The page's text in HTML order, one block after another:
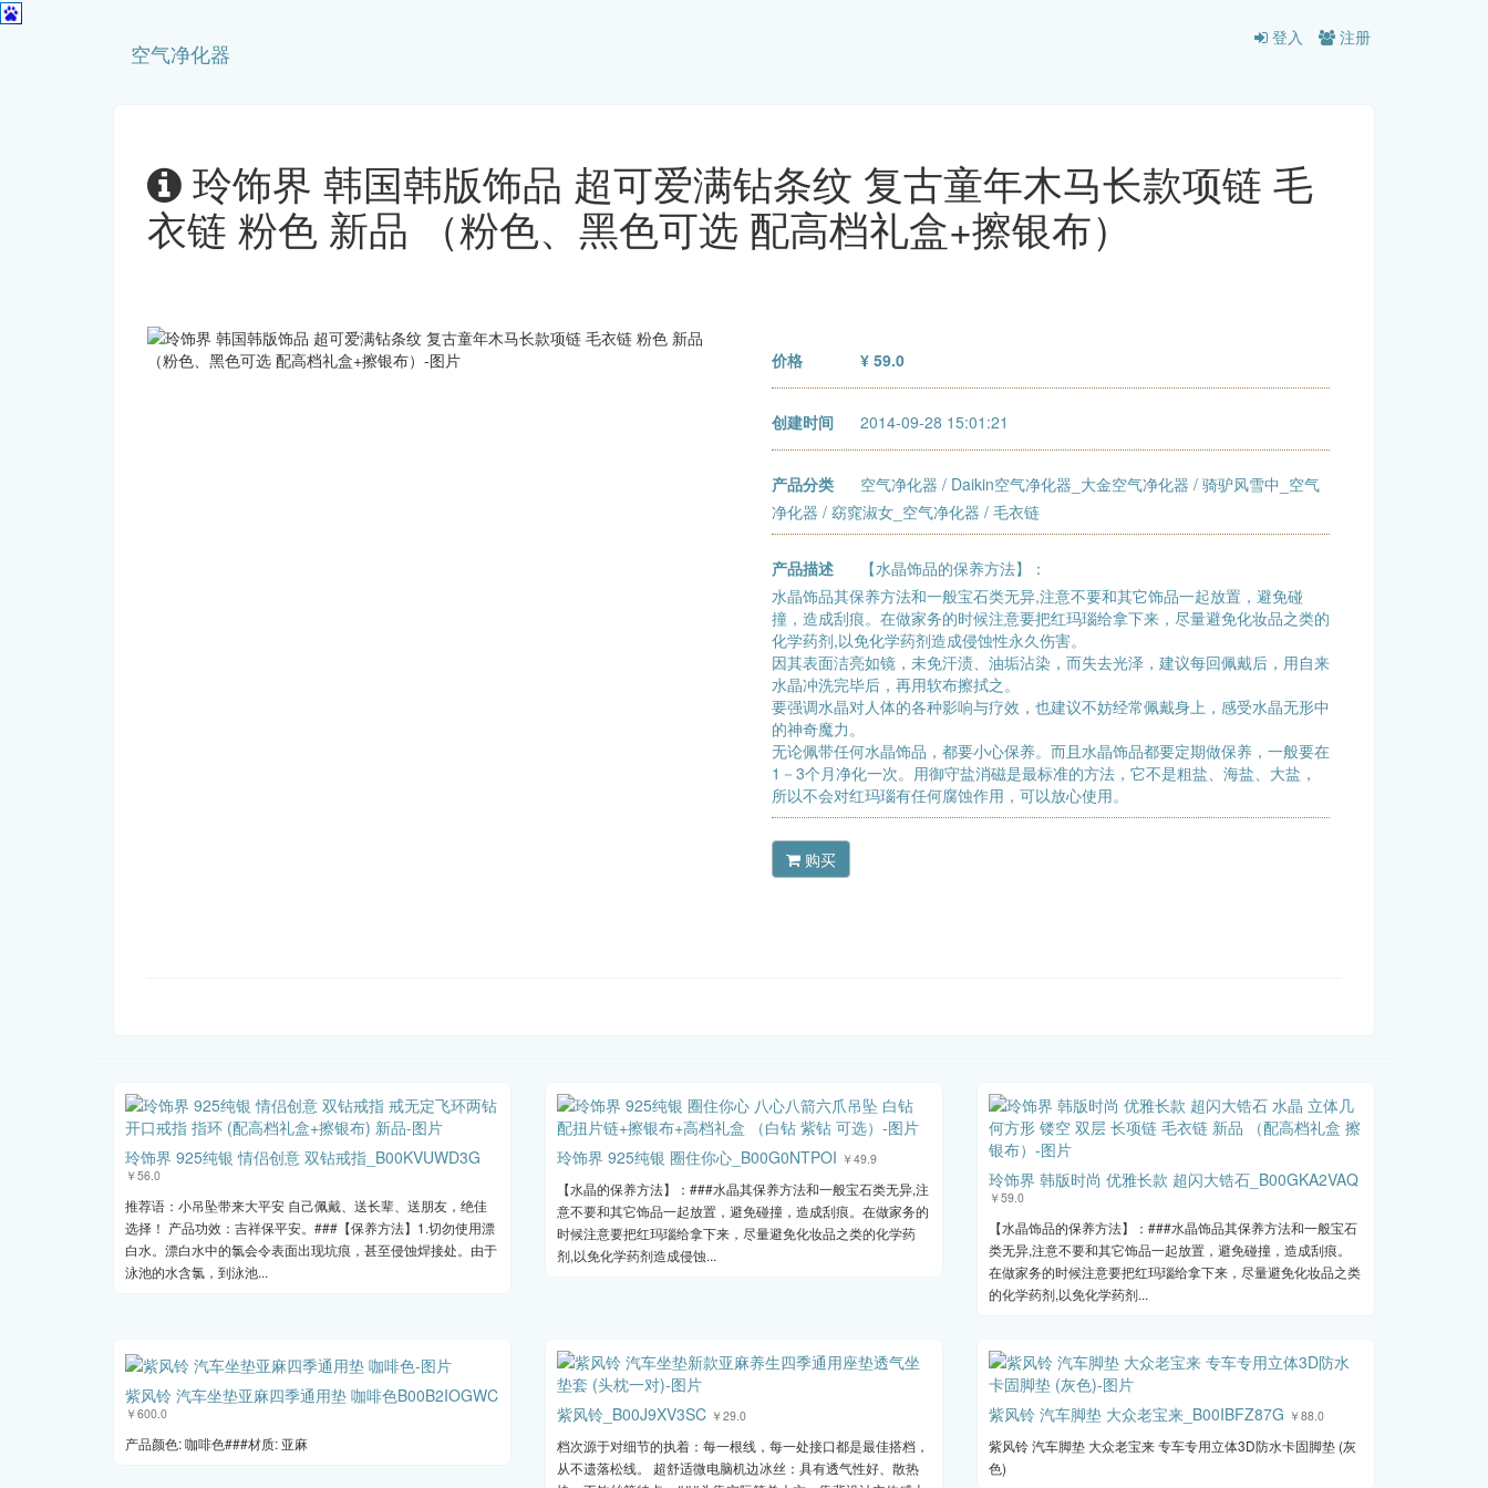
空气净化器
登入 注册
玲饰界 韩国韩版饰品 超可爱满钻条纹 复古童年木马长款项链 毛
衣链 粉色 新品 （粉色、黑色可选 配高档礼盒+擦银布）
价格 ¥ 59.0
创建时间 2014-09-28 15:01:21
产品分类 空气净化器 / Daikin空气净化器_大金空气净化器 / 骑驴风雪中_空气
净化器 / 窈窕淑女_空气净化器 / 毛衣链
产品描述
【水晶饰品的保养方法】：
水晶饰品其保养方法和一般宝石类无异,注意不要和其它饰品一起放置，避免碰
撞，造成刮痕。在做家务的时候注意要把红玛瑙给拿下来，尽量避免化妆品之类的
化学药剂,以免化学药剂造成侵蚀性永久伤害。
因其表面洁亮如镜，未免汗渍、油垢沾染，而失去光泽，建议每回佩戴后，用自来
水晶冲洗完毕后，再用软布擦拭之。
要强调水晶对人体的各种影响与疗效，也建议不妨经常佩戴身上，感受水晶无形中
的神奇魔力。
无论佩带任何水晶饰品，都要小心保养。而且水晶饰品都要定期做保养，一般要在
1－3个月净化一次。用御守盐消磁是最标准的方法，它不是粗盐、海盐、大盐，
所以不会对红玛瑙有任何腐蚀作用，可以放心使用。
购买
玲饰界 925纯银 情侣创意 双钻戒指_B00KVUWD3G
￥56.0
推荐语：小吊坠带来大平安 自己佩戴、送长辈、送朋友，绝佳
选择！ 产品功效：吉祥保平安。###【保养方法】1.切勿使用漂
白水。漂白水中的氯会令表面出现坑痕，甚至侵蚀焊接处。由于
泳池的水含氯，到泳池...
玲饰界 925纯银 圈住你心_B00G0NTPOI ￥49.9
【水晶的保养方法】：###水晶其保养方法和一般宝石类无异,注
意不要和其它饰品一起放置，避免碰撞，造成刮痕。在做家务的
时候注意要把红玛瑙给拿下来，尽量避免化妆品之类的化学药
剂,以免化学药剂造成侵蚀...
玲饰界 韩版时尚 优雅长款 超闪大锆石_B00GKA2VAQ
￥59.0
【水晶饰品的保养方法】：###水晶饰品其保养方法和一般宝石
类无异,注意不要和其它饰品一起放置，避免碰撞，造成刮痕。
在做家务的时候注意要把红玛瑙给拿下来，尽量避免化妆品之类
的化学药剂,以免化学药剂...
紫风铃 汽车坐垫亚麻四季通用垫 咖啡色B00B2IOGWC
￥600.0
产品颜色: 咖啡色###材质: 亚麻
紫风铃_B00J9XV3SC ￥29.0
档次源于对细节的执着：每一根线，每一处接口都是最佳搭档，
从不遗落松线。 超舒适微电脑机边冰丝：具有透气性好、散热
紫风铃 汽车脚垫 大众老宝来_B00IBFZ87G ￥88.0
紫风铃 汽车脚垫 大众老宝来 专车专用立体3D防水卡固脚垫 (灰
色)